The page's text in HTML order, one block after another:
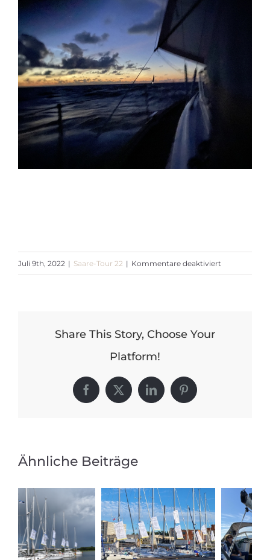
Juli 9th, 2022 | Saare-Tour 22 | Kommentare deaktiviert
Share This Story, Choose Your
Platform!
Facebook
X LinkedInPinterest
Ähnliche Beiträge